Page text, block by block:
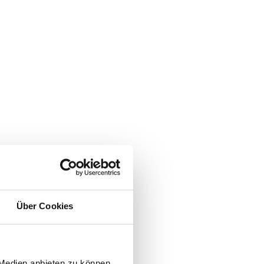
Über Cookies